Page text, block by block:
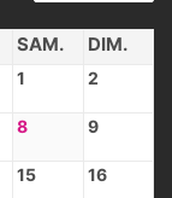
SAM. DIM.
1 2
8 9
15 16